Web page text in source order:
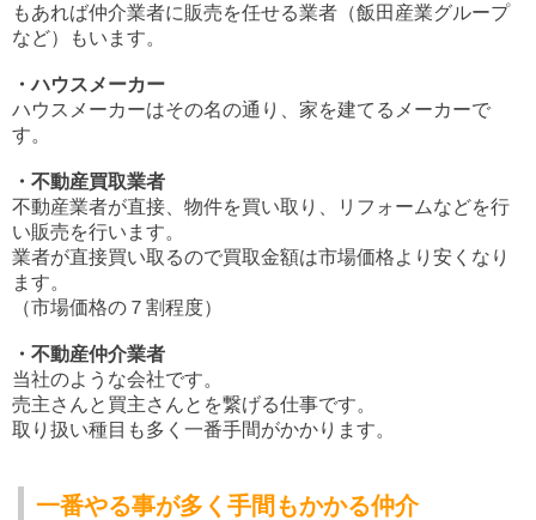
もあれば仲介業者に販売を任せる業者（飯田産業グループ
など）もいます。
・ハウスメーカー
ハウスメーカーはその名の通り、家を建てるメーカーで
す。
・不動産買取業者
不動産業者が直接、物件を買い取り、リフォームなどを行
い販売を行います。
業者が直接買い取るので買取金額は市場価格より安くなり
ます。
（市場価格の７割程度）
・不動産仲介業者
当社のような会社です。
売主さんと買主さんとを繋げる仕事です。
取り扱い種目も多く一番手間がかかります。
一番やる事が多く手間もかかる仲介